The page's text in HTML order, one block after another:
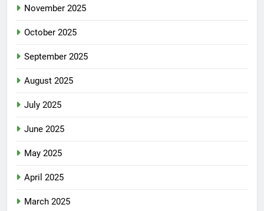
November 2025
October 2025
September 2025
August 2025
July 2025
June 2025
May 2025
April 2025
March 2025